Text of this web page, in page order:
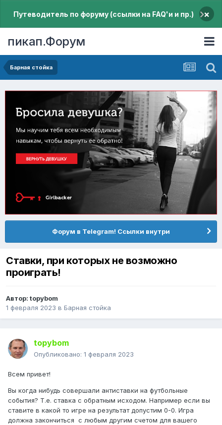
Путеводитель по форуму (ссылки на FAQ'и и пр.) ×
пикап.Форум
Барная стойка
Форум в Telegram! Ссылки внутри
Ставки, при которых не возможно
проиграть!
Автор: topybom
1 февраля 2023 в Барная стойка
topybom
Опубликовано: 1 февраля 2023
Всем привет!
Вы когда нибудь совершали антиставки на футбольные
события? Т.е. ставка с обратным исходом. Например если вы
ставите в какой то игре на результат допустим 0-0. Игра
должна закончиться с любым другим счетом для вашего